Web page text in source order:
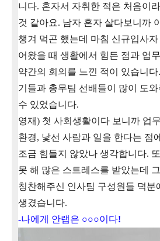
니다. 혼자서 자취한 적은 처음이
것 같아요. 남자 혼자 살다보니까
챙겨 먹곤 했는데 마침 신규입사자
어왔을 때 생활에서 힘든 점과 업
약간의 회의를 느낀 적이 있습니다.
기들과 총무팀 선배들이 많이 도
수 있었습니다.
영재) 첫 사회생활이다 보니까 업
환경, 낯선 사람과 일을 한다는 점
조금 힘들지 않았나 생각합니다.
못 해 많은 스트레스를 받았는데
칭찬해주신 인사팀 구성원들 덕분
생겼습니다.
-나에게 안랩은 ○○○이다!